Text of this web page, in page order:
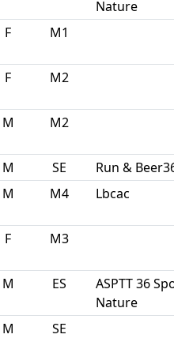
Nature
F M1
F M2
M M2
M SE
Run &
M M4 Lbcac
F M3
M ES
ASPTT 36
Nature
M
SE